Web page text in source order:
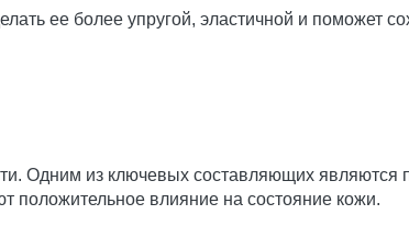
ее более упругой, эластичной и поможет
Одним из ключевых составляющих
положительное влияние на состояние кожи.